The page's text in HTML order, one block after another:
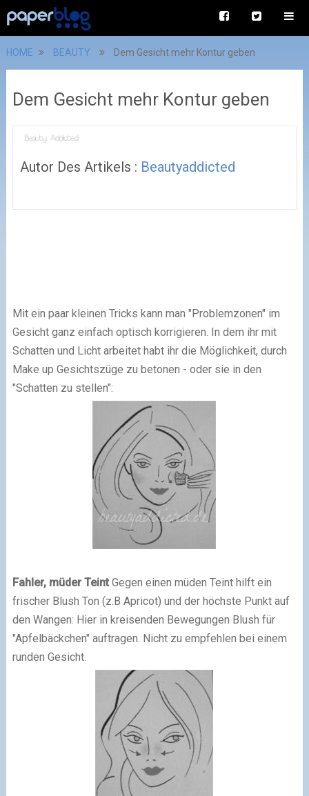
HOME BEAUTY Dem Gesicht mehr Kontur geben
Dem Gesicht mehr Kontur geben
Autor Des Artikels : Beautyaddicted
Mit ein paar kleinen Tricks kann man "Problemzonen" im
Gesicht ganz einfach optisch korrigieren. In dem ihr mit
Schatten und Licht arbeitet habt ihr die Möglichkeit, durch
Make up Gesichtszüge zu betonen - oder sie in den
"Schatten zu stellen":
Fahler, müder Teint Gegen einen müden Teint hilft ein
frischer Blush Ton (z.B Apricot) und der höchste Punkt auf
den Wangen: Hier in kreisenden Bewegungen Blush für
"Apfelbäckchen" auftragen. Nicht zu empfehlen bei einem
runden Gesicht.